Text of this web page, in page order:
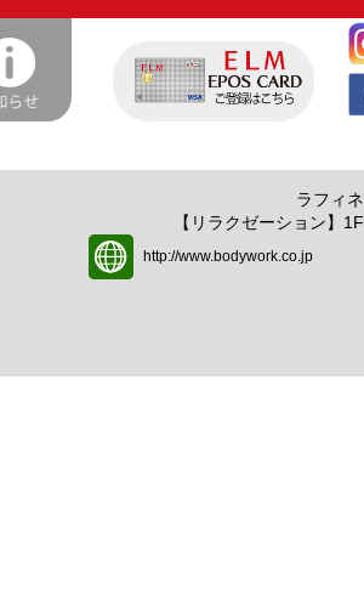
ラフィネ
【リラクゼーション】1F
http://www.bodywork.co.jp